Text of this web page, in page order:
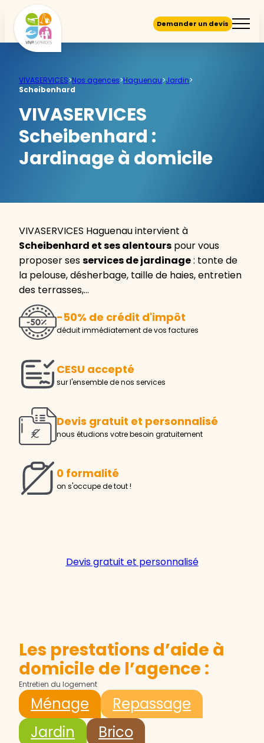
Demander un devis
VIVASERVICES>Nos agences>Haguenau>Jardin>
Scheibenhard
VIVASERVICES
Scheibenhard :
Jardinage à domicile
VIVASERVICES Haguenau intervient à
Scheibenhard et ses alentours pour vous
proposer sesservices de jardinage: tonte de
la pelouse, désherbage, taille de haies, entretien
des terrasses,…
-50% de crédit d'impôt
déduit immédiatement de vos factures
CESU accepté
sur l'ensemble de nos services
Devis gratuit et personnalisé
nous étudions votre besoin gratuitement
0 formalité
on s'occupe de tout !
Devis gratuit et personnalisé
Les prestations d’aide à
domicile de l’agence :
Entretien du logement
Ménage
Repassage
Jardin
Brico